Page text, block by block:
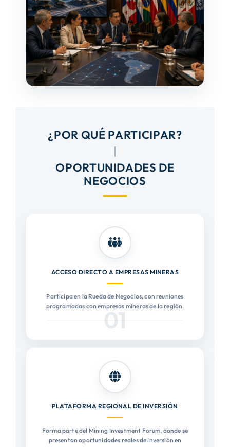
¿POR QUÉ PARTICIPAR?
|
OPORTUNIDADES DE
NEGOCIOS
ACCESO DIRECTO A EMPRESAS MINERAS
Participa en la Rueda de Negocios, con reuniones
programadas con empresas mineras de la región.
01
PLATAFORMA REGIONAL DE INVERSIÓN
Forma parte del Mining Investment Forum, donde se
presentan oportunidades reales de inversión en